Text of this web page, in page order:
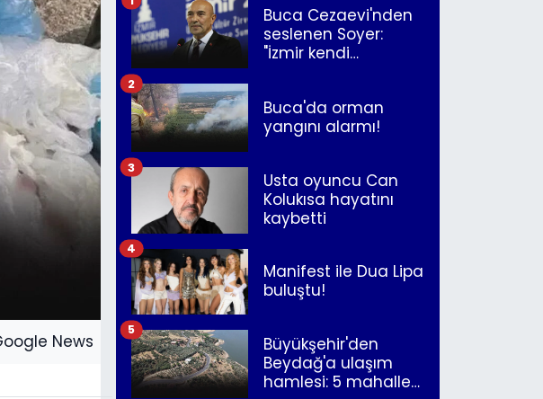
Buca Cezaevi'nden
seslenen Soyer:
"İzmir kendi
Buca'da orman
yangını alarmı!
2
Usta oyuncu Can
Kolukısa hayatını
kaybetti
3
Manifest ile Dua Lipa
buluştu!
4
Büyükşehir'den
Beydağ'a ulaşım
hamlesi: 5 mahalle
5